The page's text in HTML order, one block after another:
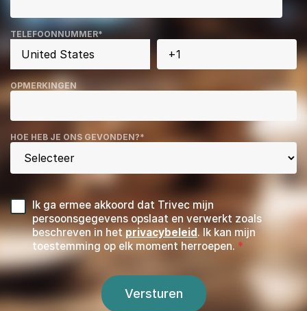
TELEFOONNUMMER*
OPMERKINGEN
HOE HEB JE ONS GEVONDEN?*
Ik ga ermee akkoord dat Trivec mijn
persoonsgegevens opslaat en verwerkt zoals
beschreven in hetprivacybeleid. Ik kan mijn
toestemming op elk moment herroepen.